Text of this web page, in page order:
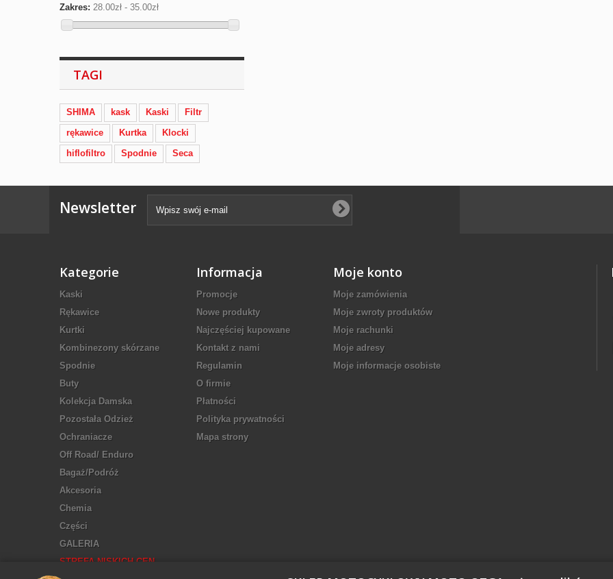
Zakres: 28.00zł - 35.00zł
TAGI
SHIMA kask Kaski
Filtr
rękawice
Kurtka
Klocki
hiflofiltro
Spodnie Seca
Newsletter
Kategorie
Kaski
Rękawice
Kurtki
Kombinezony skórzane
Spodnie
Buty
Kolekcja Damska
Pozostała Odzież
Ochraniacze
Off Road/ Enduro
Bagaż/Podróż
Akcesoria
Chemia
Części
GALERIA
STREFA NISKICH CEN
Informacja
Promocje
Nowe produkty
Najczęściej kupowane
Kontakt z nami
Regulamin
O firmie
Płatności
Polityka prywatności
Mapa strony
Moje konto
Moje zamówienia
Moje zwroty produktów
Moje rachunki
Moje adresy
Moje informacje osobiste